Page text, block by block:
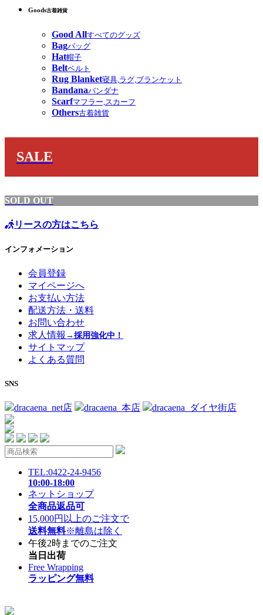
Goods古着雑貨
Good Allすべてのグッズ
Bagバッグ
Hat帽子
Beltベルト
Rug Blanket寝具,ラグ,ブランケット
Bandanaバンダナ
Scarfマフラー,スカーフ
Others古着雑貨
SALE
SOLD OUT
リースの方はこちら
インフォメーション
会員登録
マイページへ
お支払い方法
配送方法・送料
お問い合わせ
求人情報 →採用強化中！
サイトマップ
よくある質問
SNS
dracaena_net店 dracaena_本店 dracaena_ダイヤ街店
TEL:0422-24-9456
10:00-18:00
ネットショップ
全商品返品可
15,000円以上のご注文で
送料無料※離島は除く
午後2時までのご注文
当日出荷
Free Wrapping
ラッピング無料